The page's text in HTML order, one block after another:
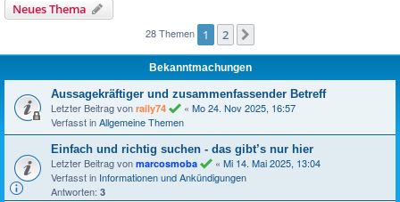
Neues Thema
28 Themen 1 2
Bekanntmachungen
Aussagekräftiger und zusammenfassender Betreff
Letzter Beitrag von raily74 « Mo 24. Nov 2025, 16:57
Verfasst inAllgemeine Themen
Einfach und richtig suchen - das gibt’s nur hier
Letzter Beitrag von marcosmoba « Mi 14. Mai 2025, 13:04
Verfasst in Informationen und Ankündigungen
Antworten: 3